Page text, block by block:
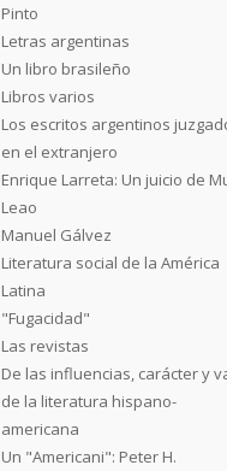
Pinto
Letras argentinas
Un libro brasileño
Libros varios
Los escritos argentinos
en el extranjero
Enrique Larreta: Un juicio de
Leao
Manuel Gálvez
Literatura social de la América
Latina
"Fugacidad"
Las revistas
De las influencias, carácter y
de la literatura hispano-
americana
Un "Americani": Peter H.